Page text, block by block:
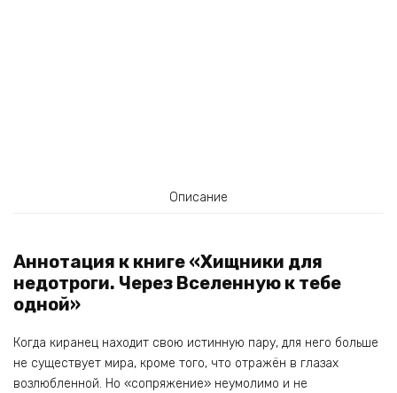
Описание
Аннотация к книге «Хищники для
недотроги. Через Вселенную к тебе
одной»
Когда киранец находит свою истинную пару, для него больше
не существует мира, кроме того, что отражён в глазах
возлюбленной. Но «сопряжение» неумолимо и не